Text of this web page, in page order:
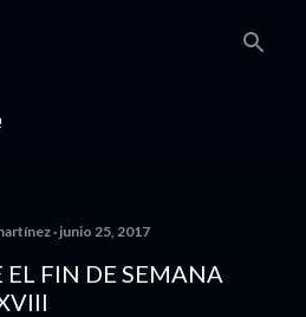
junio 25, 2017
EL FIN DE SEMANA